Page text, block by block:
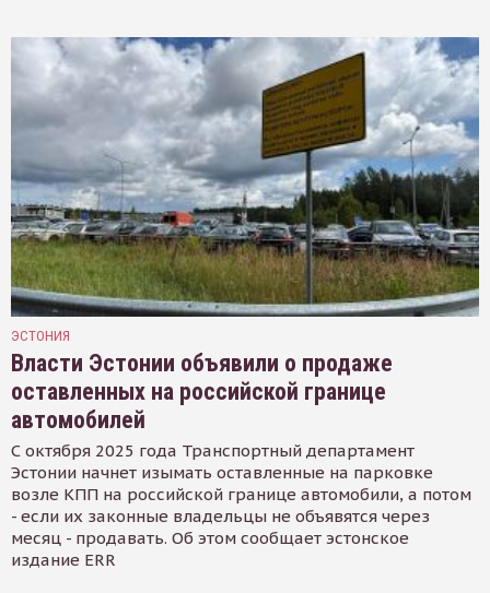
ЭСТОНИЯ
Власти Эстонии объявили о продаже
оставленных на российской границе
автомобилей
С октября 2025 года Транспортный департамент
Эстонии начнет изымать оставленные на парковке
возле КПП на российской границе автомобили, а потом
- если их законные владельцы не объявятся через
месяц - продавать. Об этом сообщает эстонское
издание ERR